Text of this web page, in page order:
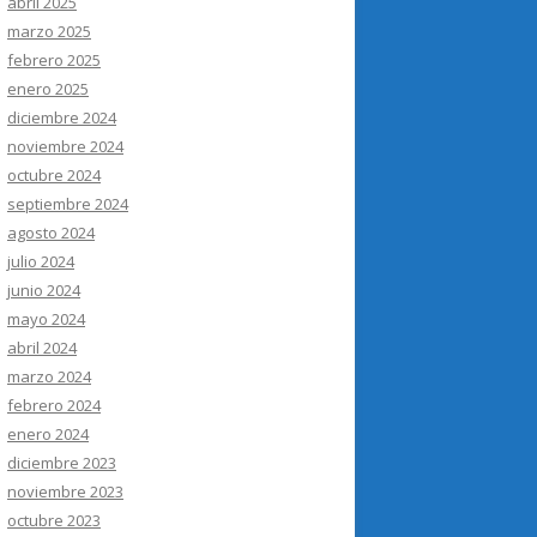
marzo 2025
febrero 2025
enero 2025
diciembre 2024
noviembre 2024
octubre 2024
septiembre 2024
agosto 2024
julio 2024
junio 2024
mayo 2024
abril 2024
marzo 2024
febrero 2024
enero 2024
diciembre 2023
noviembre 2023
octubre 2023